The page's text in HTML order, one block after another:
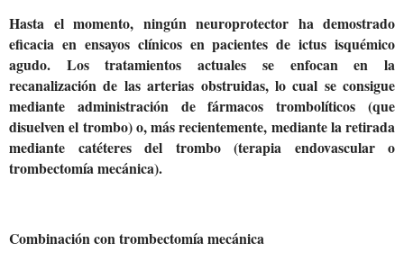
Hasta el momento, ningún neuroprotector ha demostrado
eficacia en ensayos clínicos en pacientes de ictus isquémico
agudo. Los tratamientos actuales se enfocan en la
recanalización de las arterias obstruidas, lo cual se consigue
mediante administración de fármacos trombolíticos (que
disuelven el trombo) o, más recientemente, mediante la retirada
mediante catéteres del trombo (terapia endovascular o
trombectomía mecánica).
Combinación con trombectomía mecánica